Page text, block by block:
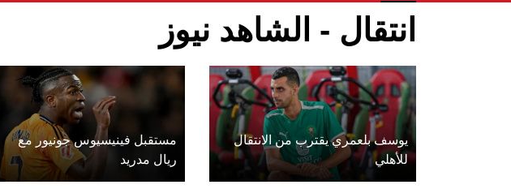
انتقال - الشاهد نيوز
يوسف بلعمري يقترب من الانتقال
للأهلي
مستقبل فينيسيوس جونيور مع
ريال مدريد